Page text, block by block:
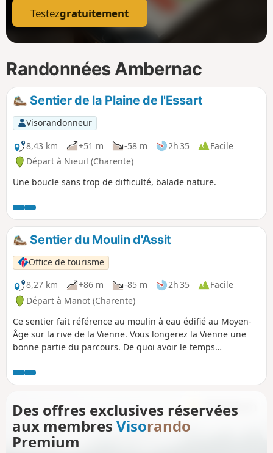
Testezgratuitement
Randonnées Ambernac
Sentier de la Plaine de l'Essart
Visorandonneur
8,43 km
+51 m -58 m 2h 35
Facile
Départ à Nieuil (Charente)
Une boucle sans trop de difficulté, balade nature.
Sentier du Moulin d'Assit
Office de tourisme
8,27 km
+86 m -85 m 2h 35
Facile
Départ à Manot (Charente)
Ce sentier fait référence au moulin à eau édifié au Moyen-
Âge sur la rive de la Vienne. Vous longerez la Vienne une
bonne partie du parcours. De quoi avoir le temps
parfois vous voyez des touristes en canoë-kayak c'est tout à
fait normal ! En effet, la Vienne est mise à profit pour des
Des offres exclusives réservées
aux membres Visorando
Premium